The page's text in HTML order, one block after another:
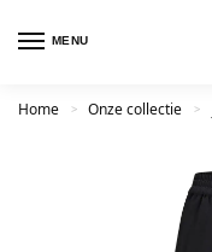
MENU
Home > Onze collectie >